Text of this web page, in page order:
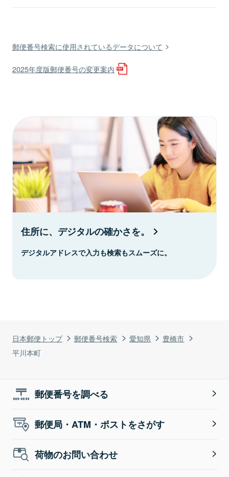
日本郵便トップ 郵便番号検索 愛知県
豊橋市
平川本町
郵便番号検索に使用されているデータについて
2025年度版郵便番号の変更案内
住所に、デジタルの確かさを。
デジタルアドレスで入力も検索もスムーズに。
郵便番号を調べる
郵便局・ATM・ポストをさがす
荷物のお問い合わせ